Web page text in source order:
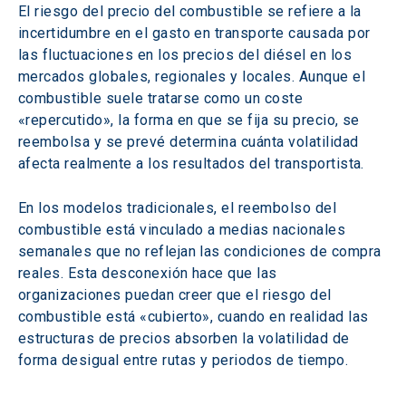
El riesgo del precio del combustible se refiere a la
incertidumbre en el gasto en transporte causada por
las fluctuaciones en los precios del diésel en los
mercados globales, regionales y locales. Aunque el
combustible suele tratarse como un coste
«repercutido», la forma en que se fija su precio, se
reembolsa y se prevé determina cuánta volatilidad
afecta realmente a los resultados del transportista.
En los modelos tradicionales, el reembolso del
combustible está vinculado a medias nacionales
semanales que no reflejan las condiciones de compra
reales. Esta desconexión hace que las
organizaciones puedan creer que el riesgo del
combustible está «cubierto», cuando en realidad las
estructuras de precios absorben la volatilidad de
forma desigual entre rutas y periodos de tiempo.